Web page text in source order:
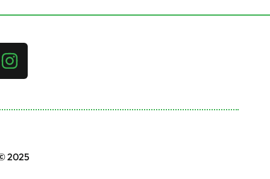
2025